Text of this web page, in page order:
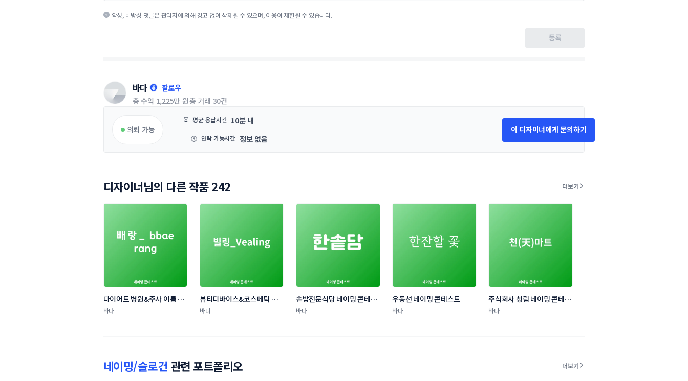
악성, 비방성 댓글은 관리자에 의해 경고 없이 삭제될 수 있으며, 이용이 제한될 수 있습니다.
등록
바다
팔로우
총 수익 1,225만 원총 거래 30건
의뢰 가능
⏳ 평균 응답시간 10분 내
🕔 연락 가능시간 정보 없음
이 디자이너에게 문의하기
디자이너님의 다른 작품 242 더보기
다이어트 병원&주사 이름 네
이밍 콘테스트
바다
뷰티디바이스&코스메틱 브
랜드 네이밍 콘테스트
바다
솥밥전문식당 네이밍 콘테스
트
바다
우동선 네이밍 콘테스트
바다
주식회사 청림 네이밍 콘테스
트
바다
네이밍/슬로건 관련 포트폴리오 더보기